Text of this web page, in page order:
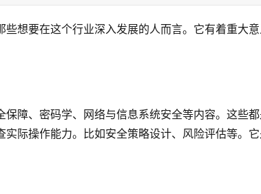
想要在这个行业深入发展的人而言。它有着重大意
障、密码学、网络与信息系统安全等内容。这些
际操作能力。比如安全策略设计、风险评估等。